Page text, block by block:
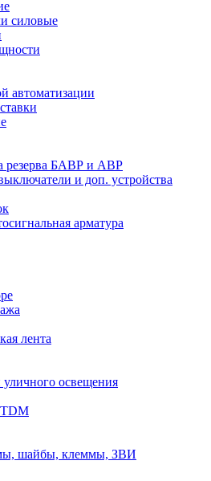
cиловые
автоматизации
резерва БАВР и АВР
и доп. устройства
арматура
лента
освещения
TDM
шайбы, клеммы, ЗВИ